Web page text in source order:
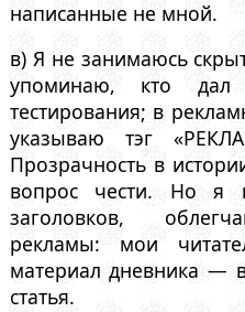
написанные не мной.
в) Я не занимаюсь
упоминаю, кто дал
тестирования; в
указываю тэг
Прозрачность в
вопрос чести. Но я
заголовков,
рекламы: мои
материал дневника —
статья.